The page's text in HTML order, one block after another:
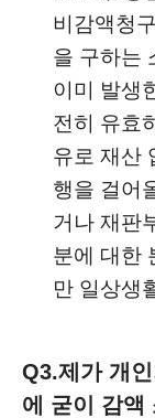
비감액청
을 구하는
이미 발생
전히 유효
유로 재산
행을 걸어
거나 재판
분에 대한
만 일상생
Q3.제가 개
에 굳이 감액